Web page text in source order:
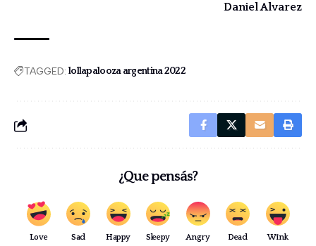
Daniel Alvarez
TAGGED: lollapalooza argentina 2022
¿Que pensás?
Love Sad Happy Sleepy Angry Dead Wink